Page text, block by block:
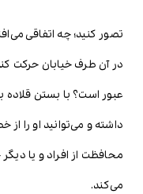
تصور کنید؛ چه اتفاقی
در آن طرف خیابان حرکت
عبور است؟ با بستن
داشته و می‌توانید او را از
محافظت از افراد و یا
می‌کند.